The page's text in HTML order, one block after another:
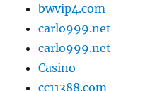
bwvip4.com
carlo999.net
carlo999.net
Casino
cc11388.com